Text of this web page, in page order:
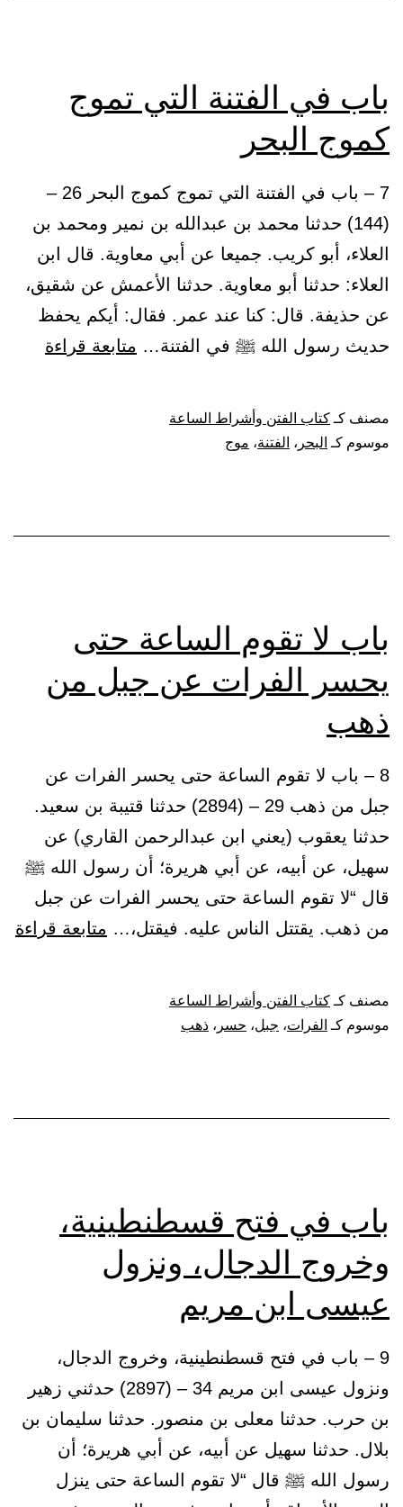
باب في الفتنة التي تموج
كموج البحر
7 – باب في الفتنة التي تموج كموج البحر 26 –
(144) حدثنا محمد بن عبدالله بن نمير ومحمد بن
العلاء، أبو كريب. جميعا عن أبي معاوية. قال ابن
العلاء: حدثنا أبو معاوية. حدثنا الأعمش عن شقيق،
عن حذيفة. قال: كنا عند عمر. فقال: أيكم يحفظ
حديث رسول الله ﷺ في الفتنة… متابعة قراءة
مصنف كـ كتاب الفتن وأشراط الساعة
موسوم كـ البحر ، الفتنة، موج
باب لا تقوم الساعة حتى
يحسر الفرات عن جبل من
ذهب
8 – باب لا تقوم الساعة حتى يحسر الفرات عن
جبل من ذهب 29 – (2894) حدثنا قتيبة بن سعيد.
حدثنا يعقوب (يعني ابن عبدالرحمن القاري) عن
سهيل، عن أبيه، عن أبي هريرة؛ أن رسول الله ﷺ
قال “لا تقوم الساعة حتى يحسر الفرات عن جبل
من ذهب. يقتتل الناس عليه. فيقتل،… متابعة قراءة
مصنف كـ كتاب الفتن وأشراط الساعة
موسوم كـ الفرات، جبل، حسر ، ذهب
باب في فتح قسطنطينية،
وخروج الدجال، ونزول
عيسى ابن مريم
9 – باب في فتح قسطنطينية، وخروج الدجال،
ونزول عيسى ابن مريم 34 – (2897) حدثني زهير
بن حرب. حدثنا معلى بن منصور. حدثنا سليمان بن
بلال. حدثنا سهيل عن أبيه، عن أبي هريرة؛ أن
رسول الله ﷺ قال “لا تقوم الساعة حتى ينزل